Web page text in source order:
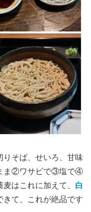
りそば、せいろ、甘味
ま②ワサビで③塩で④
はこれに加えて、 白
きて、これが絶品です